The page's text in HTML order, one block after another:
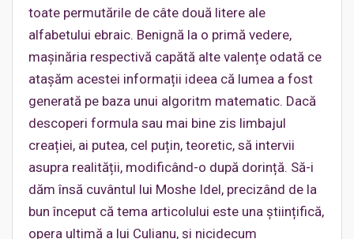
toate permutările de câte două litere ale
alfabetului ebraic. Benignă la o primă vedere,
mașinăria respectivă capătă alte valențe odată ce
atașăm acestei informații ideea că lumea a fost
generată pe baza unui algoritm matematic. Dacă
descoperi formula sau mai bine zis limbajul
creației, ai putea, cel puțin, teoretic, să intervii
asupra realității, modificând-o după dorință. Să-i
dăm însă cuvântul lui Moshe Idel, precizând de la
bun început că tema articolului este una științifică,
opera ultimă a lui Culianu, și nicidecum